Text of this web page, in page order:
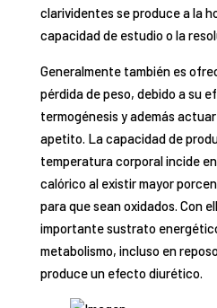
clarividentes se produce a la
capacidad de estudio o la
Generalmente también es
pérdida de peso, debido a su
termogénesis y además
apetito. La capacidad de
temperatura corporal incide
calórico al existir mayor
para que sean oxidados. Con
importante sustrato
metabolismo, incluso en
produce un efecto diurético.